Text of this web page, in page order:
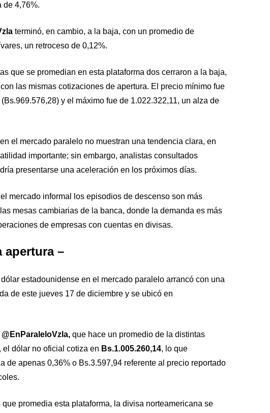
de 4,76%.
terminó, en cambio, a la baja, con un promedio de
un retroceso de 0,12%.
que se promedian en esta plataforma dos cerraron a la baja,
las mismas cotizaciones de apertura. El precio mínimo fue
y el máximo fue de 1.022.322,11, un alza de
el mercado paralelo no muestran una tendencia clara, en
importante; sin embargo, analistas consultados
presentarse una aceleración en los próximos días.
mercado informal los episodios de descenso son más
mesas cambiarias de la banca, donde la demanda es más
de empresas con cuentas en divisas.
apertura –
estadounidense en el mercado paralelo arrancó con una
de este jueves 17 de diciembre y se ubicó en
que hace un promedio de la distintas
el dólar no oficial cotiza en Bs.1.005.260,14, lo que
de apenas 0,36% o Bs.3.597,94 referente al precio reportado
que promedia esta plataforma, la divisa norteamericana se